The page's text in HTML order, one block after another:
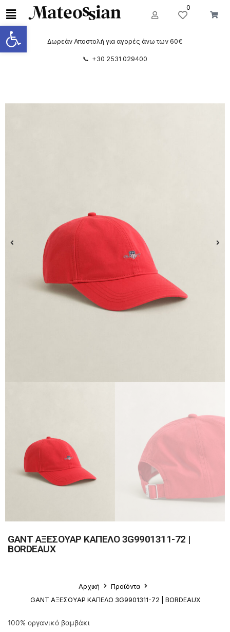
Ανοίξτε τη γραμμή εργαλείων
0
Δωρεάν Αποστολή για αγορές άνω των 60€
📞 +30 2531 029400
GANT ΑΞΕΣΟΥΑΡ ΚΑΠΕΛΟ 3G9901311-72 |
BORDEAUX
Αρχική
Προϊόντα
GANT ΑΞΕΣΟΥΑΡ ΚΑΠΕΛΟ 3G9901311-72 | BORDEAUX
100% οργανικό βαμβάκι